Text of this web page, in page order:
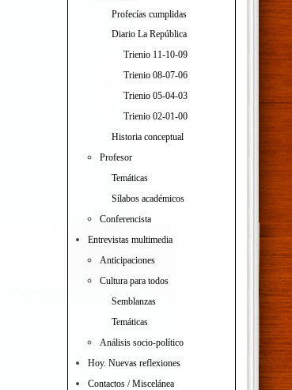
Profecías cumplidas
Diario La República
Trienio 11-10-09
Trienio 08-07-06
Trienio 05-04-03
Trienio 02-01-00
Historia conceptual
Profesor
Temáticas
Sílabos académicos
Conferencista
Entrevistas multimedia
Anticipaciones
Cultura para todos
Semblanzas
Temáticas
Análisis socio-político
Hoy. Nuevas reflexiones
Contactos / Miscelánea